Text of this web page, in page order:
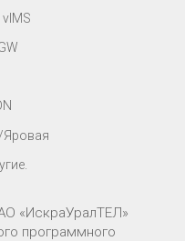
Яровая
«ИскраУралТЕЛ»
программного